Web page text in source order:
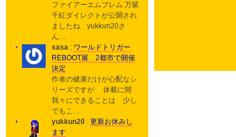
ファイアーエムブレム 万紫
千紅ダイレクトが公開され
ましたね yukkun20さ
ん…
sasa : ワールドトリガー
REBOOT展 2都市で開催
決定
作者の健康だけが心配なシ
リーズですが 休載に間
我々にできることは 少し
でもこ…
yukkun20 : 更新お休みし
ます